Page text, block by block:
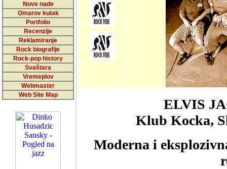
Nove nade
Omarov kutak
Portfolio
Recenzije
Reklamiranje
Rock biografije
Rock-pop history
Svaštara
Vremeplov
Webmaster
Web Site Map
ELVIS
Klub Kocka,
Moderna i